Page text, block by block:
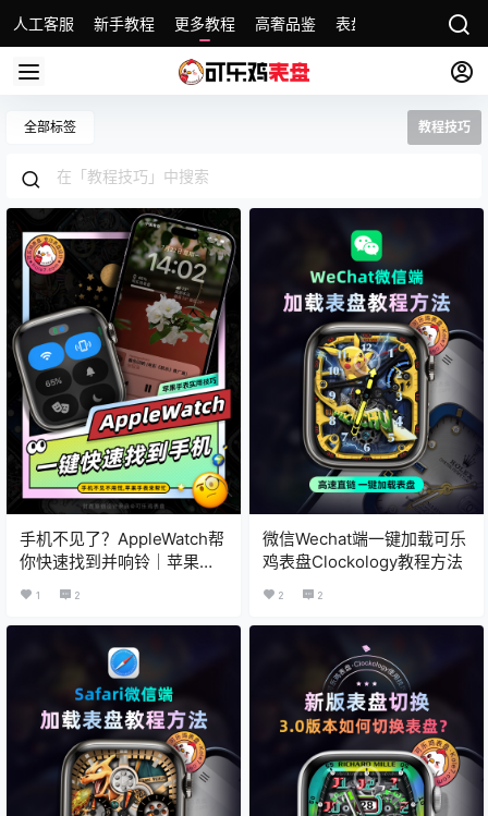
人工客服 新手教程 更多教程 高奢品鉴 表盘精选 名表故事
全部标签 教程技巧
手机不见了？AppleWatch帮
你快速找到并响铃｜苹果手
表实用技巧
1 2
微信Wechat端一键加载可乐
鸡表盘Clockology教程方法
2 2